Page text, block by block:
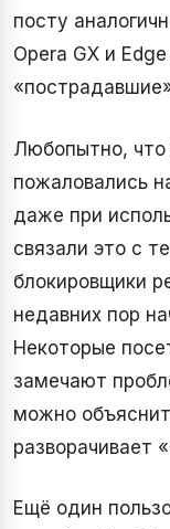
посту
Opera GX и
Любопытно, что
пожаловались
даже при
связали это с
блокировщики
недавних пор
Некоторые
замечают
можно
разворачивает
Ещё один